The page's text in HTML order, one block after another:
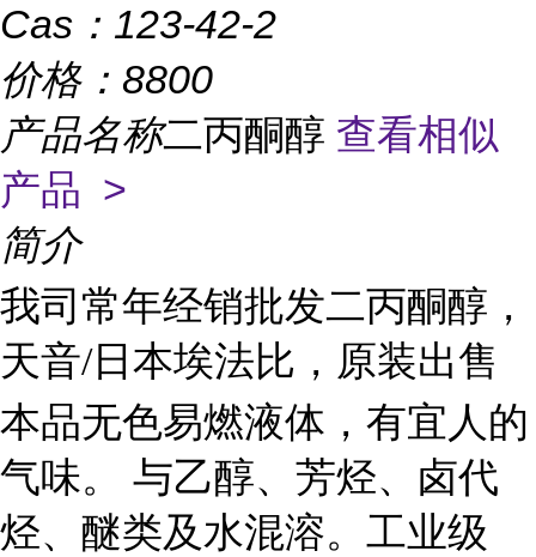
Cas： 123-42-2
价格： 8800
产品名称二丙酮醇 查看相似
产品 >
简介
我司常年经销批发二丙酮醇，
天音/日本埃法比，原装出售
本品无色易燃液体，有宜人的
气味。 与乙醇、芳烃、卤代
烃、醚类及水混溶。工业级